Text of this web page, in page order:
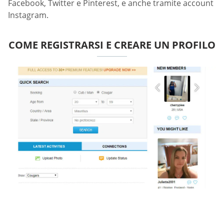
Facebook, Twitter e Pinterest, e anche tramite account
Instagram.
COME REGISTRARSI E CREARE UN PROFILO